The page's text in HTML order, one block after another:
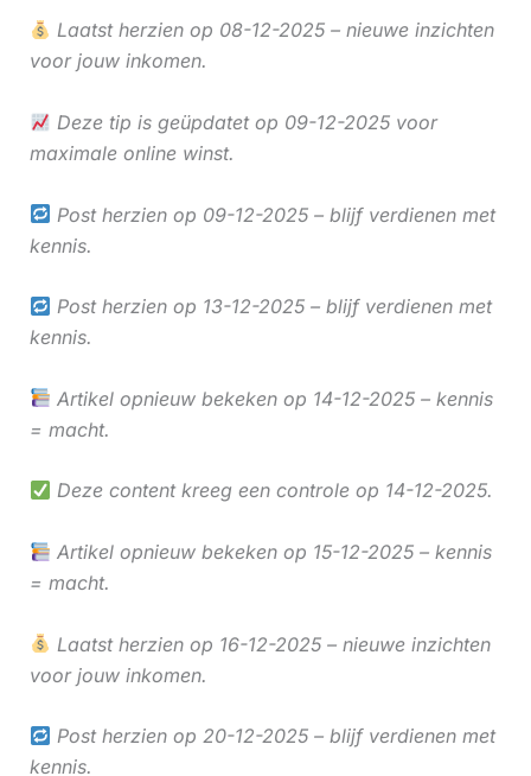
Laatst herzien op 08-12-2025 – nieuwe inzichten
voor jouw inkomen.
Deze tip is geüpdatet op 09-12-2025 voor
maximale online winst.
Post herzien op 09-12-2025 – blijf verdienen met
kennis.
Post herzien op 13-12-2025 – blijf verdienen met
kennis.
Artikel opnieuw bekeken op 14-12-2025 – kennis
= macht.
Deze content kreeg een controle op 14-12-2025.
Artikel opnieuw bekeken op 15-12-2025 – kennis
= macht.
Laatst herzien op 16-12-2025 – nieuwe inzichten
voor jouw inkomen.
Post herzien op 20-12-2025 – blijf verdienen met
kennis.